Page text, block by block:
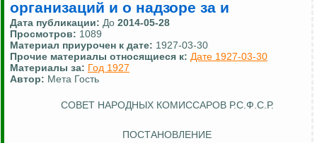
организаций и о надзоре за и
Дата публикации: До 2014-05-28
Просмотров: 1089
Материал приурочен к дате: 1927-03-30
Прочие материалы относящиеся к: Дате 1927-03-30
Материалы за: Год 1927
Автор: Мета Гость
СОВЕТ НАРОДНЫХ КОМИССАРОВ Р.С.Ф.С.Р.
ПОСТАНОВЛЕНИЕ